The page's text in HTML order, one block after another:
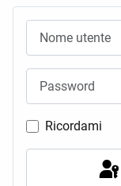
Ricordami